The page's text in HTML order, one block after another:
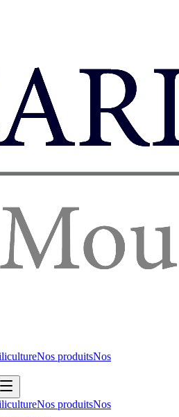
Nos produitsNos
Nos produitsNos